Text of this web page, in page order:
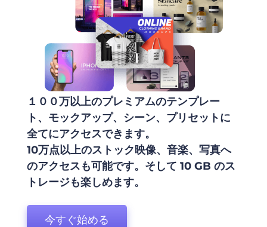
１００万以上のプレミアムのテンプレー
ト、モックアップ、シーン、プリセットに
全てにアクセスできます。
10万点以上のストック映像、音楽、写真へ
のアクセスも可能です。そして 10 GB のス
トレージも楽しめます。
今すぐ始める